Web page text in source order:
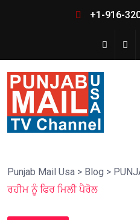
+1-916-
Punjab Mail Usa > Blog >
ਰਹੀਮ ਨੂੰ ਫਿਰ ਮਿਲੀ ਪੈਰੋਲ